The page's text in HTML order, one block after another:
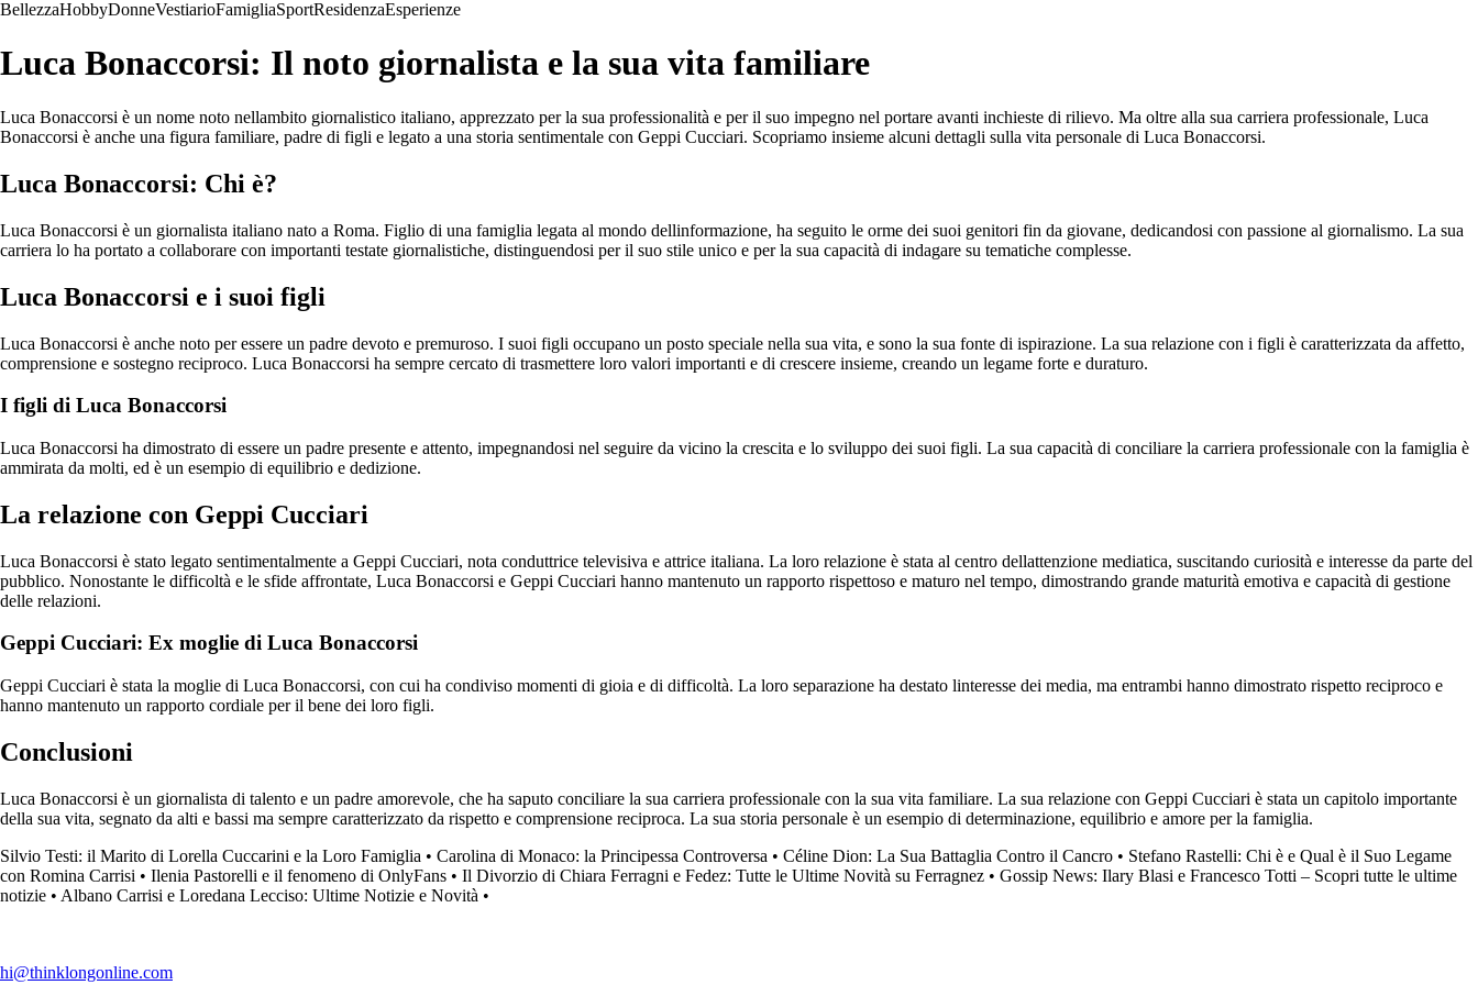
BellezzaHobbyDonneVestiarioFamigliaSportResidenzaEsperienze
Luca Bonaccorsi: Il noto giornalista e la sua vita familiare
Luca Bonaccorsi è un nome noto nellambito giornalistico italiano, apprezzato per la sua professionalità e per il suo impegno nel portare avanti inchieste di rilievo. Ma oltre alla sua carriera professionale, Luca
Bonaccorsi è anche una figura familiare, padre di figli e legato a una storia sentimentale con Geppi Cucciari. Scopriamo insieme alcuni dettagli sulla vita personale di Luca Bonaccorsi.
Luca Bonaccorsi: Chi è?
Luca Bonaccorsi è un giornalista italiano nato a Roma. Figlio di una famiglia legata al mondo dellinformazione, ha seguito le orme dei suoi genitori fin da giovane, dedicandosi con passione al giornalismo. La sua
carriera lo ha portato a collaborare con importanti testate giornalistiche, distinguendosi per il suo stile unico e per la sua capacità di indagare su tematiche complesse.
Luca Bonaccorsi e i suoi figli
Luca Bonaccorsi è anche noto per essere un padre devoto e premuroso. I suoi figli occupano un posto speciale nella sua vita, e sono la sua fonte di ispirazione. La sua relazione con i figli è caratterizzata da affetto,
comprensione e sostegno reciproco. Luca Bonaccorsi ha sempre cercato di trasmettere loro valori importanti e di crescere insieme, creando un legame forte e duraturo.
I figli di Luca Bonaccorsi
Luca Bonaccorsi ha dimostrato di essere un padre presente e attento, impegnandosi nel seguire da vicino la crescita e lo sviluppo dei suoi figli. La sua capacità di conciliare la carriera professionale con la famiglia è
ammirata da molti, ed è un esempio di equilibrio e dedizione.
La relazione con Geppi Cucciari
Luca Bonaccorsi è stato legato sentimentalmente a Geppi Cucciari, nota conduttrice televisiva e attrice italiana. La loro relazione è stata al centro dellattenzione mediatica, suscitando curiosità e interesse da parte del
pubblico. Nonostante le difficoltà e le sfide affrontate, Luca Bonaccorsi e Geppi Cucciari hanno mantenuto un rapporto rispettoso e maturo nel tempo, dimostrando grande maturità emotiva e capacità di gestione
delle relazioni.
Geppi Cucciari: Ex moglie di Luca Bonaccorsi
Geppi Cucciari è stata la moglie di Luca Bonaccorsi, con cui ha condiviso momenti di gioia e di difficoltà. La loro separazione ha destato linteresse dei media, ma entrambi hanno dimostrato rispetto reciproco e
hanno mantenuto un rapporto cordiale per il bene dei loro figli.
Conclusioni
Luca Bonaccorsi è un giornalista di talento e un padre amorevole, che ha saputo conciliare la sua carriera professionale con la sua vita familiare. La sua relazione con Geppi Cucciari è stata un capitolo importante
della sua vita, segnato da alti e bassi ma sempre caratterizzato da rispetto e comprensione reciproca. La sua storia personale è un esempio di determinazione, equilibrio e amore per la famiglia.
Silvio Testi: il Marito di Lorella Cuccarini e la Loro Famiglia • Carolina di Monaco: la Principessa Controversa • Céline Dion: La Sua Battaglia Contro il Cancro • Stefano Rastelli: Chi è e Qual è il Suo Legame
con Romina Carrisi • Ilenia Pastorelli e il fenomeno di OnlyFans • Il Divorzio di Chiara Ferragni e Fedez: Tutte le Ultime Novità su Ferragnez • Gossip News: Ilary Blasi e Francesco Totti – Scopri tutte le ultime
notizie • Albano Carrisi e Loredana Lecciso: Ultime Notizie e Novità •
hi@thinklongonline.com